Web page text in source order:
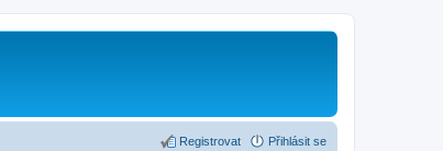
Přihlásit se
Registrovat